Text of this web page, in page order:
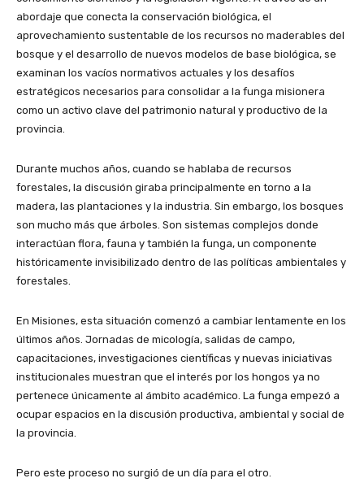
abordaje que conecta la conservación biológica, el
aprovechamiento sustentable de los recursos no maderables del
bosque y el desarrollo de nuevos modelos de base biológica, se
examinan los vacíos normativos actuales y los desafíos
estratégicos necesarios para consolidar a la funga misionera
como un activo clave del patrimonio natural y productivo de la
provincia.
Durante muchos años, cuando se hablaba de recursos
forestales, la discusión giraba principalmente en torno a la
madera, las plantaciones y la industria. Sin embargo, los bosques
son mucho más que árboles. Son sistemas complejos donde
interactúan flora, fauna y también la funga, un componente
históricamente invisibilizado dentro de las políticas ambientales y
forestales.
En Misiones, esta situación comenzó a cambiar lentamente en los
últimos años. Jornadas de micología, salidas de campo,
capacitaciones, investigaciones científicas y nuevas iniciativas
institucionales muestran que el interés por los hongos ya no
pertenece únicamente al ámbito académico. La funga empezó a
ocupar espacios en la discusión productiva, ambiental y social de
la provincia.
Pero este proceso no surgió de un día para el otro.